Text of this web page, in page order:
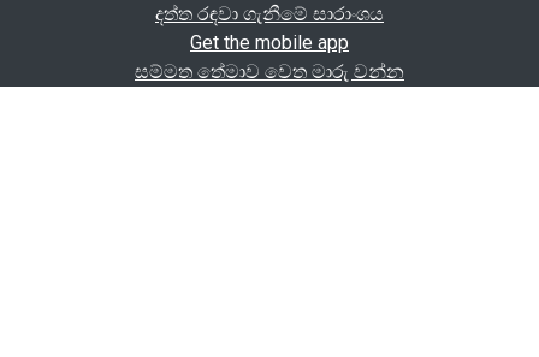
දත්ත රඳවා ගැනීමේ සාරාංශය
Get the mobile app
සම්මත තේමාව වෙත මාරු වන්න